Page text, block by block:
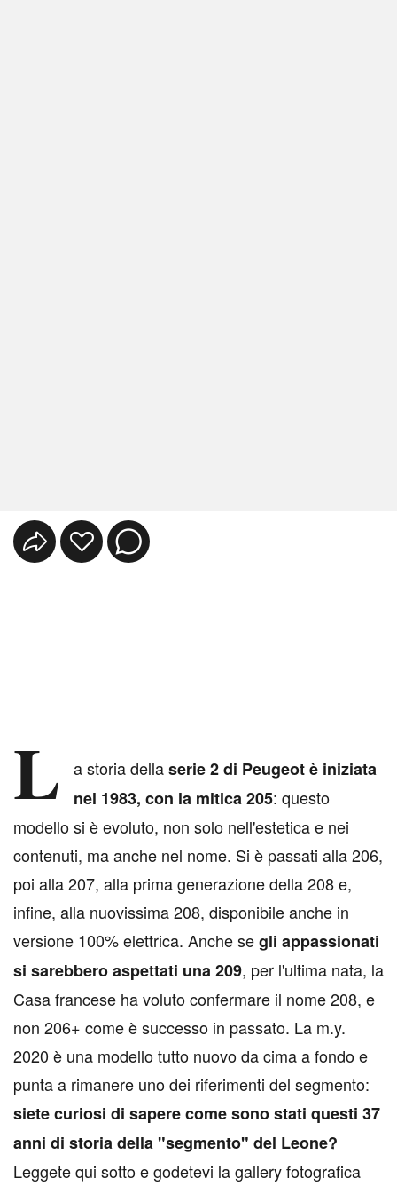
L a storia dellaserie 2 di Peugeot è iniziata
nel 1983, con la mitica 205: questo
modello si è evoluto, non solo nell'estetica e nei
contenuti, ma anche nel nome. Si è passati alla 206,
poi alla 207, alla prima generazione della 208 e,
infine, alla nuovissima 208, disponibile anche in
versione 100% elettrica. Anche segli appassionati
si sarebbero aspettati una 209, per l'ultima nata, la
Casa francese ha voluto confermare il nome 208, e
non 206+ come è successo in passato. La m.y.
2020 è una modello tutto nuovo da cima a fondo e
punta a rimanere uno dei riferimenti del segmento:
siete curiosi di sapere come sono stati questi 37
anni di storia della "segmento" del Leone?
Leggete qui sotto e godetevi la gallery fotografica